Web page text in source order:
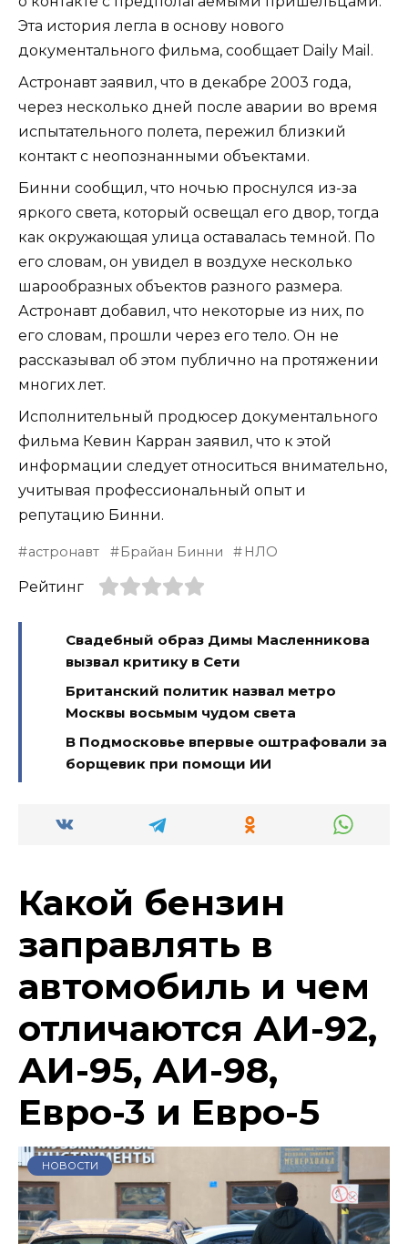
Эта история легла в основу нового
документального фильма, сообщает Daily Mail.
Астронавт заявил, что в декабре 2003 года,
через несколько дней после аварии во время
испытательного полета, пережил близкий
контакт с неопознанными объектами.
Бинни сообщил, что ночью проснулся из-за
яркого света, который освещал его двор, тогда
как окружающая улица оставалась темной. По
его словам, он увидел в воздухе несколько
шарообразных объектов разного размера.
Астронавт добавил, что некоторые из них, по
его словам, прошли через его тело. Он не
рассказывал об этом публично на протяжении
многих лет.
Исполнительный продюсер документального
фильма Кевин Карран заявил, что к этой
информации следует относиться внимательно,
учитывая профессиональный опыт и
репутацию Бинни.
астронавт Брайан Бинни НЛО
Рейтинг
Свадебный образ Димы Масленникова
вызвал критику в Сети
Британский политик назвал метро
Москвы восьмым чудом света
В Подмосковье впервые оштрафовали за
борщевик при помощи ИИ
Какой бензин
заправлять в
автомобиль и чем
отличаются АИ-92,
АИ-95, АИ-98,
Евро-3 и Евро-5
НОВОСТИ